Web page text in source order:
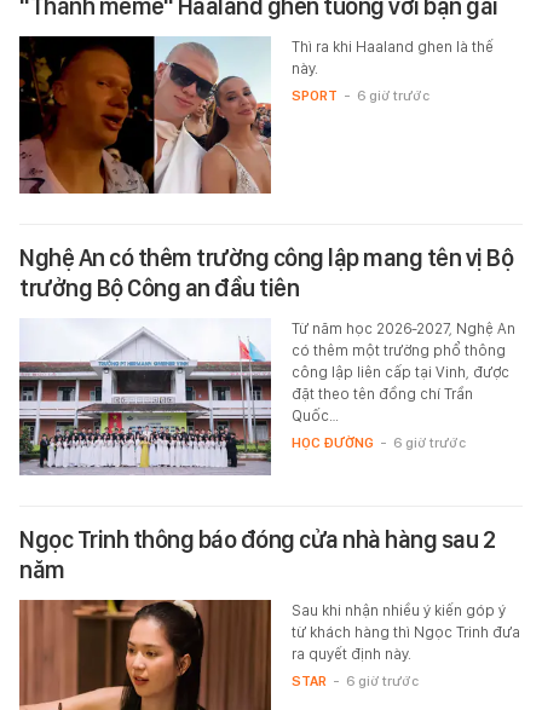
"Thánh meme" Haaland ghen tuông với bạn gái
Thì ra khi Haaland ghen là thế
này.
SPORT - 6 giờ trước
Nghệ An có thêm trường công lập mang tên vị Bộ
trưởng Bộ Công an đầu tiên
Từ năm học 2026-2027, Nghệ An
có thêm một trường phổ thông
công lập liên cấp tại Vinh, được
đặt theo tên đồng chí Trần
Quốc…
HỌC ĐƯỜNG - 6 giờ trước
Ngọc Trinh thông báo đóng cửa nhà hàng sau 2
năm
Sau khi nhận nhiều ý kiến góp ý
từ khách hàng thì Ngọc Trinh đưa
ra quyết định này.
STAR - 6 giờ trước